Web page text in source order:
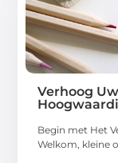
Verhoog
Begin met Het
Welkom, kleine